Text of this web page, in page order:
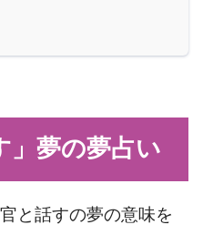
」夢の夢占い
と話すの夢の意味を